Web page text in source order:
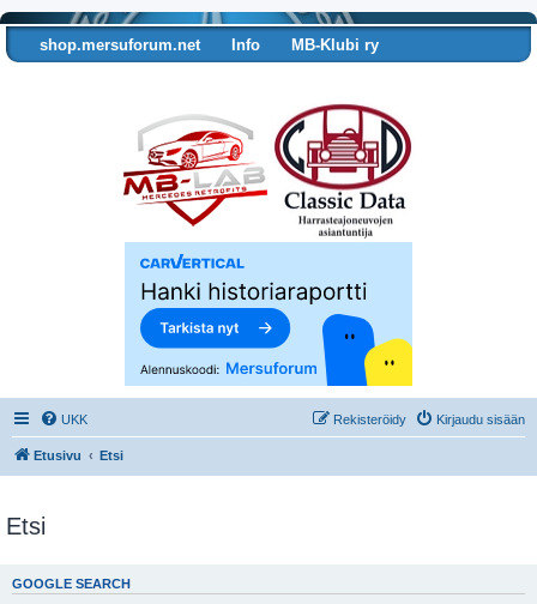
shop.mersuforum.net Info
MB-Klubi ry
UKK Kirjaudu sisään
Rekisteröidy
Etusivu Etsi
Etsi
GOOGLE SEARCH